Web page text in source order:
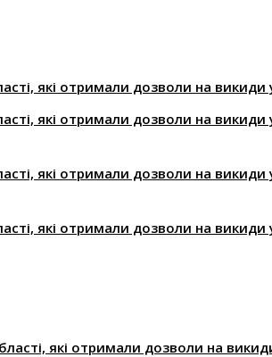
які отримали дозволи на викиди
які отримали дозволи на викиди у
які отримали дозволи на викиди у
які отримали дозволи на викиди
які отримали дозволи на